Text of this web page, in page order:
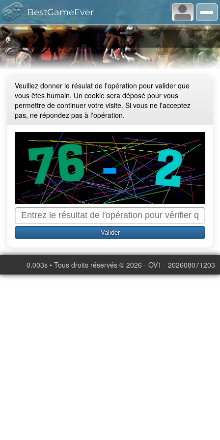
BestGameEver
🏠
Veuillez donner le résulat de l'opération pour valider que
vous êtes humain. Un cookie sera déposé pour vous
permettre de continuer votre visite. Si vous ne l'acceptez
pas, ne répondez pas à l'opération.
0.003s • Tous droits réservés © 2026 - OV1 - 202608071203